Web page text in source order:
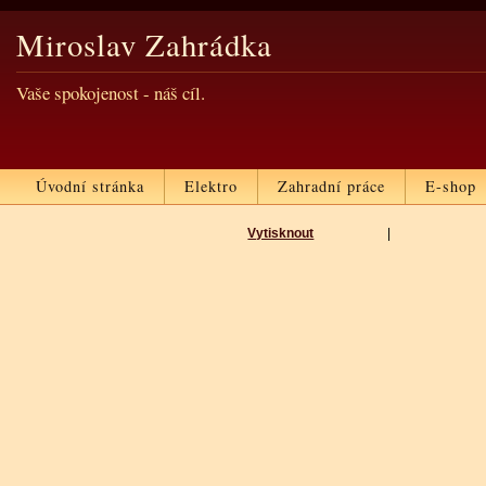
Miroslav Zahrádka
Vaše spokojenost - náš cíl.
Úvodní stránka Elektro Zahradní práce E-shop
Vytisknout